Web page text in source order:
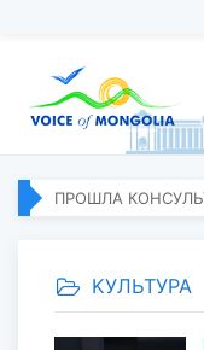
KУЛЬТУРА